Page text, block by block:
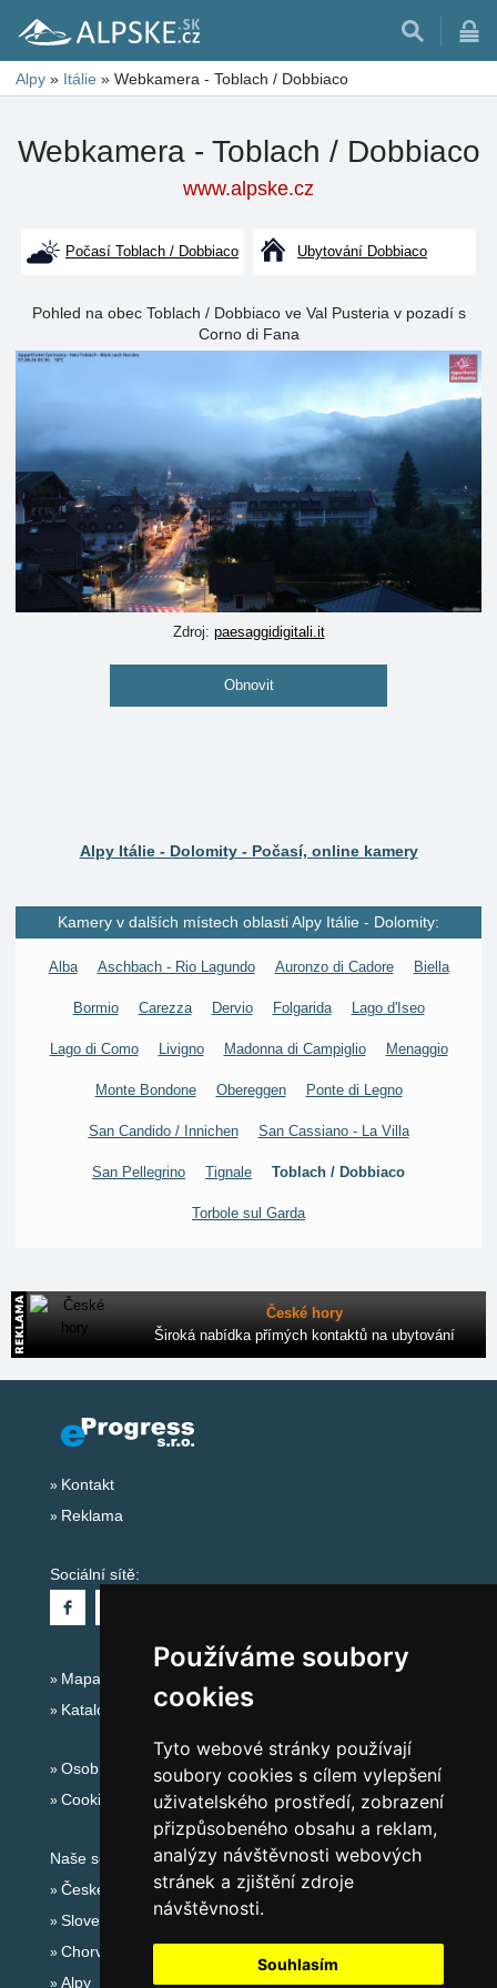
Používáme soubory
cookies
Tyto webové stránky používají
soubory cookies s cílem vylepšení
uživatelského prostředí, zobrazení
přizpůsobeného obsahu a reklam,
analýzy návštěvnosti webových
stránek a zjištění zdroje
návštěvnosti.
Souhlasím
Alpy » Itálie » Webkamera - Toblach / Dobbiaco
Webkamera - Toblach / Dobbiaco
www.alpske.cz
Počasí Toblach / Dobbiaco Ubytování Dobbiaco
Pohled na obec Toblach / Dobbiaco ve Val Pusteria v pozadí s
Corno di Fana
Zdroj: paesaggidigitali.it
Obnovit
Alpy Itálie - Dolomity - Počasí, online kamery
Kamery v dalších místech oblasti Alpy Itálie - Dolomity:
Alba Aschbach - Rio Lagundo Auronzo di Cadore Biella
Bormio Carezza Dervio Folgarida Lago d'Iseo
Lago di Como Livigno Madonna di Campiglio Menaggio
Monte Bondone Obereggen Ponte di Legno
San Candido / Innichen San Cassiano - La Villa
San Pellegrino Tignale Toblach / Dobbiaco
Torbole sul Garda
České hory
Široká nabídka přímých kontaktů na ubytování
Kontakt
Reklama
Sociální sítě:
Mapa serveru Alpy Itálie - Dolomity
Katalog ubytování
Osobní údaje
Cookies
Naše servery:
České hory
Slovenské hory
Chorvatsko
Alpy